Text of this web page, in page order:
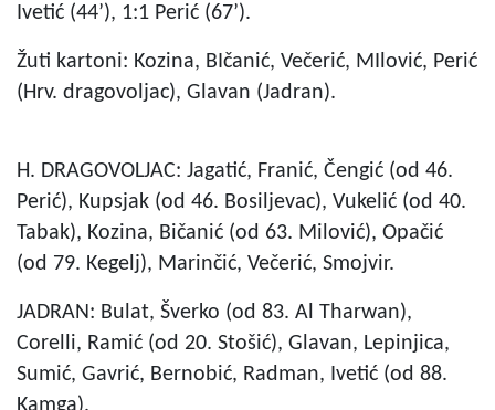
Ivetić (44’), 1:1 Perić (67’).
Žuti kartoni: Kozina, BIčanić, Večerić, MIlović, Perić
(Hrv. dragovoljac), Glavan (Jadran).
H. DRAGOVOLJAC: Jagatić, Franić, Čengić (od 46.
Perić), Kupsjak (od 46. Bosiljevac), Vukelić (od 40.
Tabak), Kozina, Bičanić (od 63. Milović), Opačić
(od 79. Kegelj), Marinčić, Večerić, Smojvir.
JADRAN: Bulat, Šverko (od 83. Al Tharwan),
Corelli, Ramić (od 20. Stošić), Glavan, Lepinjica,
Sumić, Gavrić, Bernobić, Radman, Ivetić (od 88.
Kamga).